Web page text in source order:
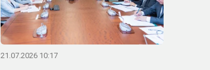
21.07.2026 10:17